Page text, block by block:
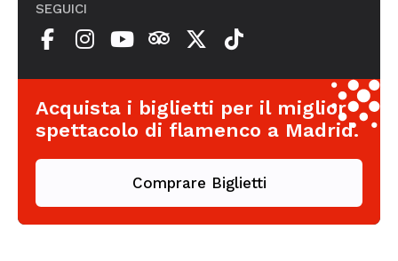
SEGUICI
Acquista i biglietti per il miglior
spettacolo di flamenco a Madrid.
Comprare Biglietti